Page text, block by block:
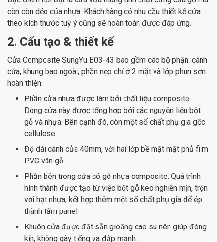
còn còn dẻo của nhựa. Khách hàng có nhu cầu thiết kế cửa
theo kích thước tuỳ ý cũng sẽ hoàn toàn được đáp ứng.
2. Cấu tạo & thiết kế
Cửa Composite SungYu B03-43 bao gồm các bộ phận: cánh
cửa, khung bao ngoài, phần nẹp chỉ ở 2 mặt và lớp phun sơn
hoàn thiện.
Phần cửa nhựa được làm bởi chất liệu composite.
Dòng cửa này được tổng hợp bởi các nguyên liệu bột
gỗ và nhựa. Bên cạnh đó, còn một số chất phụ gia gốc
cellulose.
Độ dài cánh cửa 40mm, với hai lớp bề mặt mặt phủ film
PVC vân gỗ.
Phần bên trong cửa có gỗ nhựa composite. Quá trình
hình thành được tạo từ việc bột gỗ keo nghiền mịn, trộn
với hạt nhựa, kết hợp thêm một số chất phụ gia để ép
thành tấm panel.
Khuôn cửa được đặt sẵn gioăng cao su nên giúp đóng
kín, không gây tiếng va đập mạnh.